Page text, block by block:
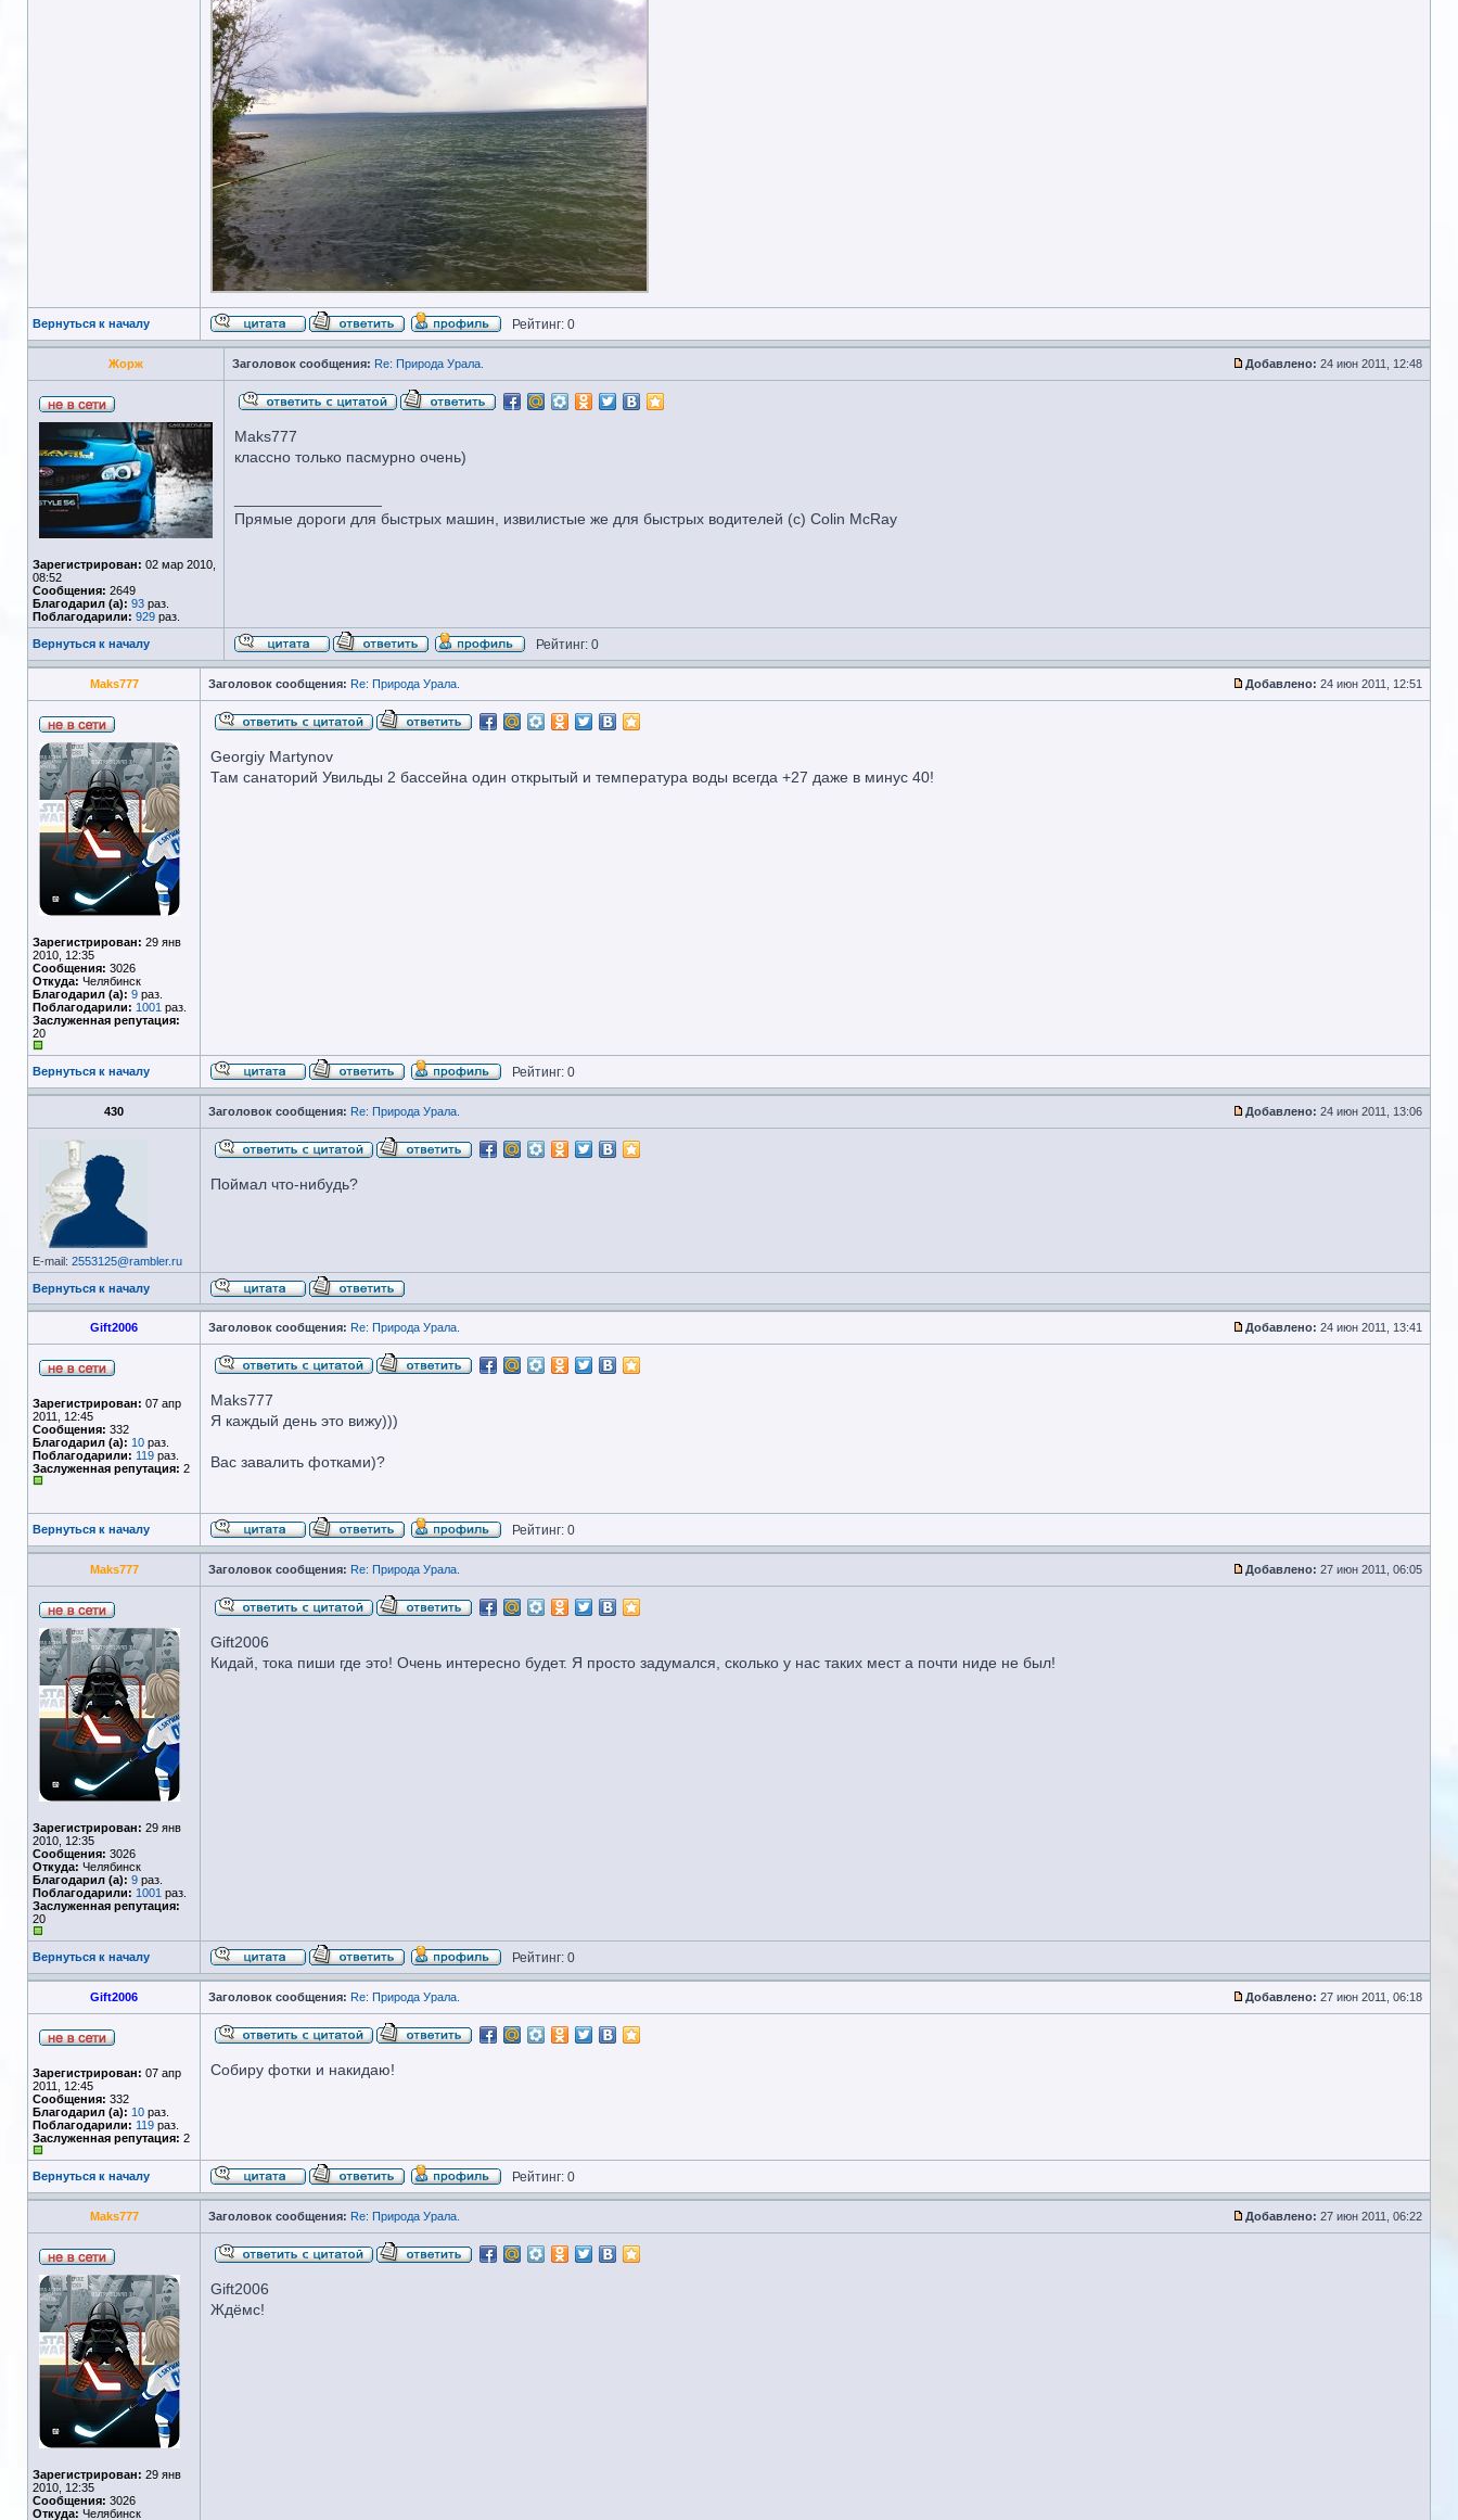
Вернуться к началу Рейтинг: 0
Жорж Заголовок сообщения: Re: Природа Урала. Добавлено: 24 июн 2011, 12:48
Зарегистрирован: 02 мар 2010,
08:52
Сообщения: 2649
Благодарил (а): 93 раз.
Поблагодарили: 929 раз.
Maks777
классно только пасмурно очень)
Прямые дороги для быстрых машин, извилистые же для быстрых водителей (c) Colin McRay
Вернуться к началу Рейтинг: 0
Maks777 Заголовок сообщения: Re: Природа Урала. Добавлено: 24 июн 2011, 12:51
Зарегистрирован: 29 янв
2010, 12:35
Сообщения: 3026
Откуда: Челябинск
Благодарил (а): 9 раз.
Поблагодарили: 1001 раз.
Заслуженная репутация:
20
Georgiy Martynov
Там санаторий Увильды 2 бассейна один открытый и температура воды всегда +27 даже в минус 40!
Вернуться к началу Рейтинг: 0
430 Заголовок сообщения: Re: Природа Урала. Добавлено: 24 июн 2011, 13:06
E-mail: 2553125@rambler.ru
Поймал что-нибудь?
Вернуться к началу
Gift2006 Заголовок сообщения: Re: Природа Урала. Добавлено: 24 июн 2011, 13:41
Зарегистрирован: 07 апр
2011, 12:45
Сообщения: 332
Благодарил (а): 10 раз.
Поблагодарили: 119 раз.
Заслуженная репутация: 2
Maks777
Я каждый день это вижу)))
Вас завалить фотками)?
Вернуться к началу Рейтинг: 0
Maks777 Заголовок сообщения: Re: Природа Урала. Добавлено: 27 июн 2011, 06:05
Зарегистрирован: 29 янв
2010, 12:35
Сообщения: 3026
Откуда: Челябинск
Благодарил (а): 9 раз.
Поблагодарили: 1001 раз.
Заслуженная репутация:
20
Gift2006
Кидай, тока пиши где это! Очень интересно будет. Я просто задумался, сколько у нас таких мест а почти ниде не был!
Вернуться к началу Рейтинг: 0
Gift2006 Заголовок сообщения: Re: Природа Урала. Добавлено: 27 июн 2011, 06:18
Зарегистрирован: 07 апр
2011, 12:45
Сообщения: 332
Благодарил (а): 10 раз.
Поблагодарили: 119 раз.
Заслуженная репутация: 2
Собиру фотки и накидаю!
Вернуться к началу Рейтинг: 0
Maks777 Заголовок сообщения: Re: Природа Урала. Добавлено: 27 июн 2011, 06:22
Зарегистрирован: 29 янв
2010, 12:35
Сообщения: 3026
Откуда: Челябинск
Gift2006
Ждёмс!